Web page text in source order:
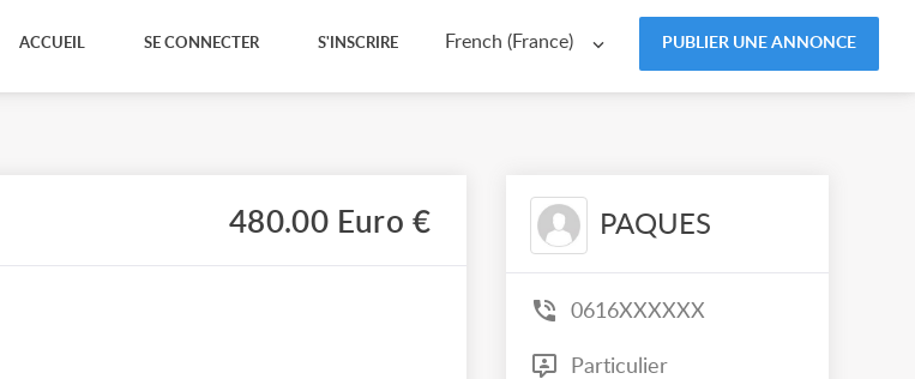
French (France) PUBLIER UNE ANNONCE
ACCUEIL SE CONNECTER S'INSCRIRE
480.00 Euro € PAQUES
0616XXXXXX
Particulier